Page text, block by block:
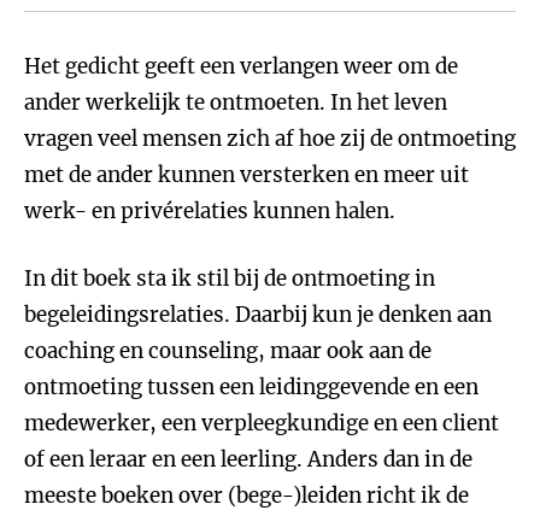
Het gedicht geeft een verlangen weer om de
ander werkelijk te ontmoeten. In het leven
vragen veel mensen zich af hoe zij de ontmoeting
met de ander kunnen versterken en meer uit
werk- en privérelaties kunnen halen.
In dit boek sta ik stil bij de ontmoeting in
begeleidingsrelaties. Daarbij kun je denken aan
coaching en counseling, maar ook aan de
ontmoeting tussen een leidinggevende en een
medewerker, een verpleegkundige en een client
of een leraar en een leerling. Anders dan in de
meeste boeken over (bege-)leiden richt ik de